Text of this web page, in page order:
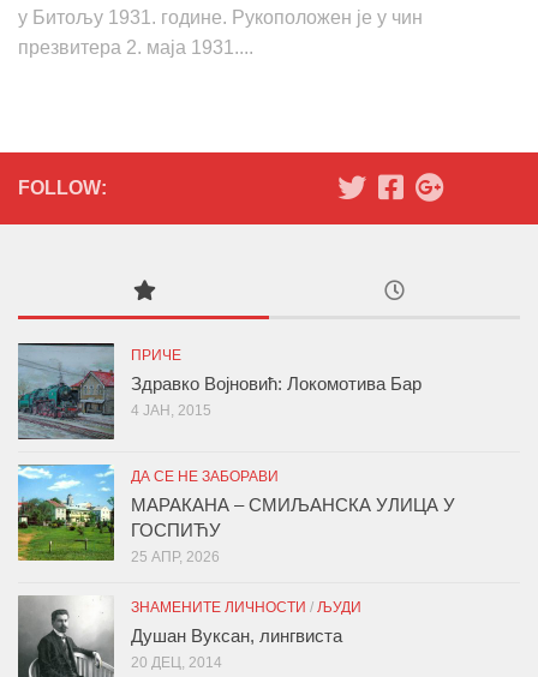
у Битољу 1931. године. Рукоположен је у чин
презвитера 2. маја 1931....
FOLLOW:
ПРИЧЕ
Здравко Војновић: Локомотива Бар
4 ЈАН, 2015
ДА СЕ НЕ ЗАБОРАВИ
МАРАКАНА – СМИЉАНСКА УЛИЦА У
ГОСПИЋУ
25 АПР, 2026
ЗНАМЕНИТЕ ЛИЧНОСТИ / ЉУДИ
Душан Вуксан, лингвиста
20 ДЕЦ, 2014